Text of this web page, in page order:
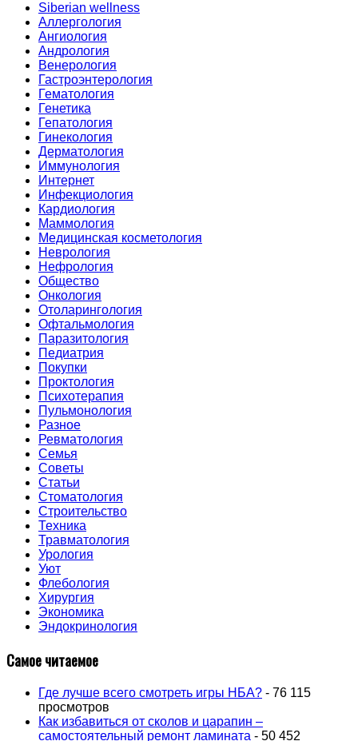
Siberian wellness
Аллергология
Ангиология
Андрология
Венерология
Гастроэнтерология
Гематология
Генетика
Гепатология
Гинекология
Дерматология
Иммунология
Интернет
Инфекциология
Кардиология
Маммология
Медицинская косметология
Неврология
Нефрология
Общество
Онкология
Отоларингология
Офтальмология
Паразитология
Педиатрия
Покупки
Проктология
Психотерапия
Пульмонология
Разное
Ревматология
Семья
Советы
Статьи
Стоматология
Строительство
Техника
Травматология
Урология
Уют
Флебология
Хирургия
Экономика
Эндокринология
Самое читаемое
Где лучше всего смотреть игры НБА? - 76 115
просмотров
Как избавиться от сколов и царапин –
самостоятельный ремонт ламината - 50 452